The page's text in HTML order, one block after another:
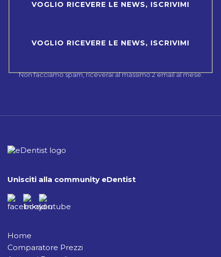
Non facciamo spam, riceverai al massimo 2 email al mese.
Unisciti alla community eDentist
Home
Comparatore Prezzi